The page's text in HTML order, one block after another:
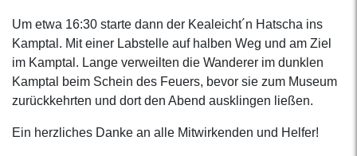
Um etwa 16:30 starte dann der Kealeicht´n Hatscha ins
Kamptal. Mit einer Labstelle auf halben Weg und am Ziel
im Kamptal. Lange verweilten die Wanderer im dunklen
Kamptal beim Schein des Feuers, bevor sie zum Museum
zurückkehrten und dort den Abend ausklingen ließen.
Ein herzliches Danke an alle Mitwirkenden und Helfer!